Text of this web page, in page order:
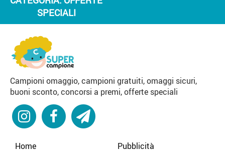
SPECIALI
Campioni omaggio, campioni gratuiti, omaggi sicuri,
buoni sconto, concorsi a premi, offerte speciali
Home
Pubblicità